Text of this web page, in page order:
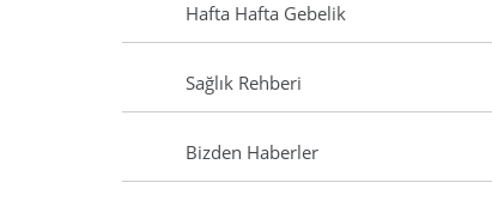
Hafta Hafta Gebelik
Sağlık Rehberi
Bizden Haberler